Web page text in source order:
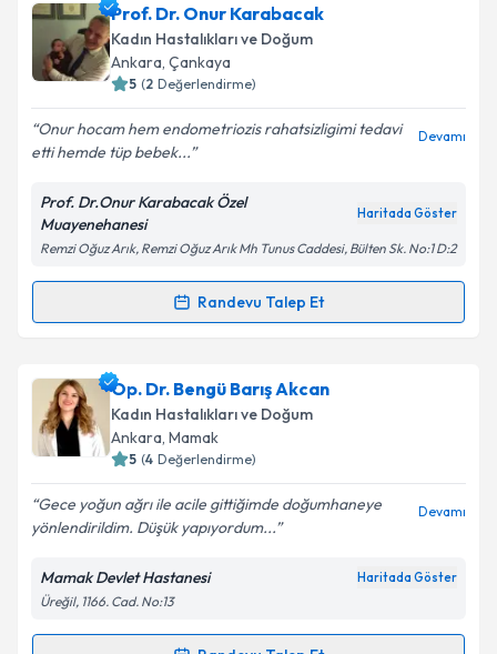
Op. Dr. Çetin Arıkiçin randevu takvimi talebi
oluşturun. Size bu uzmandan randevu almanız için bir
takvim hazırlandığında e-posta ile bilgilendireceğiz.
Kişisel verilerimin işlenmesine ilişkin
Aydınlatma
Metni'ni okudum ve kişisel verilerimin belirtilen
kapsamda işlenmesini kabul ediyorum.
Takvim Talebini Gönder
Prof. Dr. Onur Karabacak
Kadın Hastalıkları ve Doğum
Ankara, Çankaya
5 (2 Değerlendirme)
Onur hocam hem endometriozis rahatsizligimi tedavi
etti hemde tüp bebek...
Devamı
Prof. Dr.Onur Karabacak Özel
Muayenehanesi
Haritada Göster
Remzi Oğuz Arık, Remzi Oğuz Arık Mh Tunus Caddesi, Bülten Sk. No:1 D:2
Randevu Talep Et
Randevu Takvimi Talebi
Prof. Dr. Onur Karabacak için randevu takvimi
talebi oluşturun. Size bu uzmandan randevu almanız
için bir takvim hazırlandığında e-posta ile
bilgilendireceğiz.
E-posta Adresiniz
Kişisel verilerimin işlenmesine ilişkin
Metni'ni okudum ve kişisel verilerimin belirtilen
Op. Dr. Bengü Barış Akcan
Kadın Hastalıkları ve Doğum
Ankara, Mamak
5 (4 Değerlendirme)
Gece yoğun ağrı ile acile gittiğimde doğumhaneye
yönlendirildim. Düşük yapıyordum...
Devamı
Mamak Devlet Hastanesi Haritada Göster
Üreğil, 1166. Cad. No:13